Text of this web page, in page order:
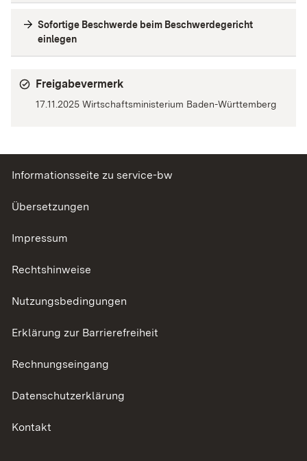
Sofortige Beschwerde beim Beschwerdegericht
einlegen
Freigabevermerk
17.11.2025 Wirtschaftsministerium Baden-Württemberg
Informationsseite zu service-bw
Übersetzungen
Impressum
Rechtshinweise
Nutzungsbedingungen
Erklärung zur Barrierefreiheit
Rechnungseingang
Datenschutzerklärung
Kontakt